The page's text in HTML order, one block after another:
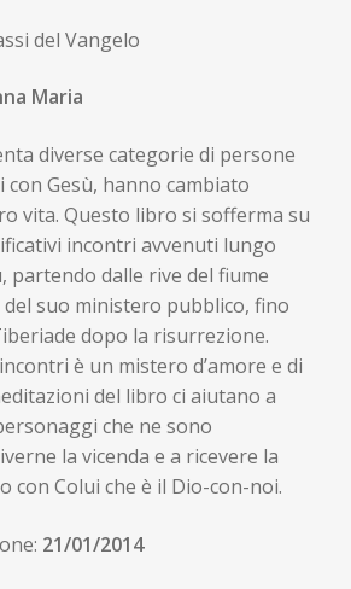
attuale
è:
del Vangelo
Maria
diverse categorie di persone
Gesù, hanno cambiato
vita. Questo libro si sofferma su
incontri avvenuti lungo
partendo dalle rive del fiume
del suo ministero pubblico, fino
dopo la risurrezione.
è un mistero d’amore e di
del libro ci aiutano a
che ne sono
la vicenda e a ricevere la
con Colui che è il Dio-con-noi.
21/01/2014